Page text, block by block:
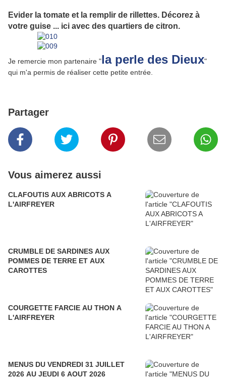
Evider la tomate et la remplir de rillettes. Décorez à
votre guise ... ici avec des quartiers de citron.
Je remercie mon partenaire "la perle des Dieux"
qui m'a permis de réaliser cette petite entrée.
Partager
Vous aimerez aussi
CLAFOUTIS AUX ABRICOTS A
L'AIRFREYER
CRUMBLE DE SARDINES AUX
POMMES DE TERRE ET AUX
CAROTTES
COURGETTE FARCIE AU THON A
L'AIRFREYER
MENUS DU VENDREDI 31 JUILLET
2026 AU JEUDI 6 AOUT 2026